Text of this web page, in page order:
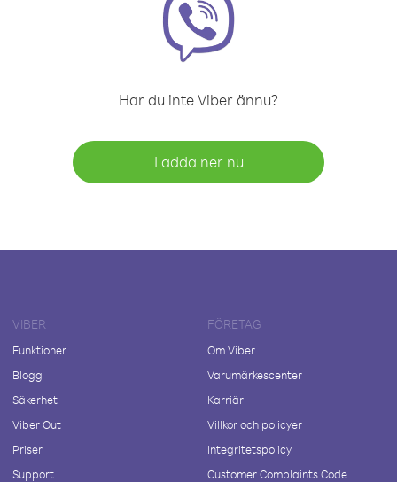
Har du inte Viber ännu?
Ladda ner nu
VIBER
Funktioner
Blogg
Säkerhet
Viber Out
Priser
Support
FÖRETAG
Om Viber
Varumärkescenter
Karriär
Villkor och policyer
Integritetspolicy
Customer Complaints Code